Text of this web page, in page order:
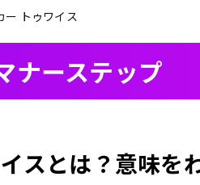
ー トゥワイス
ナーステップ
スとは？意味を